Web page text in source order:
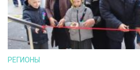
РЕГИОНЫ